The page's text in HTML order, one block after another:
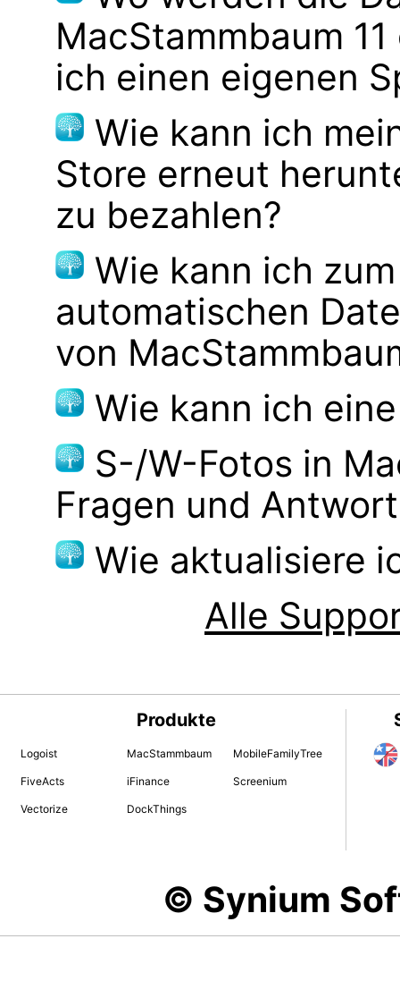
MacStammbaum
ich einen eigenen
Wie kann ich
Store erneut
zu bezahlen?
Wie kann ich
automatischen
von
Wie kann ich
S-/W-Fotos in
Fragen und
Wie aktualisiere
Alle
Produkte
Logoist MacStammbaum MobileFamilyTree
FiveActs iFinance Screenium
Vectorize DockThings
© Synium